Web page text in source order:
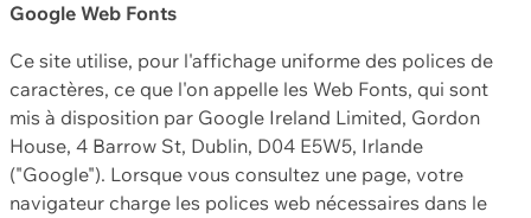
Google Web Fonts
Ce site utilise, pour l'affichage uniforme des polices de
caractères, ce que l'on appelle les Web Fonts, qui sont
mis à disposition par Google Ireland Limited, Gordon
House, 4 Barrow St, Dublin, D04 E5W5, Irlande
("Google"). Lorsque vous consultez une page, votre
navigateur charge les polices web nécessaires dans le